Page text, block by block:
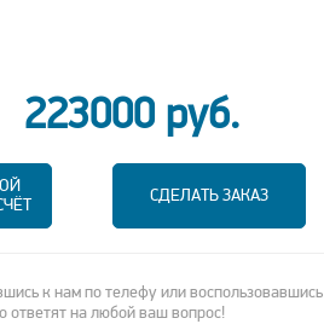
223000 руб.
СДЕЛАТЬ ЗАКАЗ
к нам по телефу или воспользовавшись
ответят на любой ваш вопрос!